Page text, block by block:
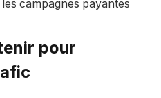
campagnes payantes
pour